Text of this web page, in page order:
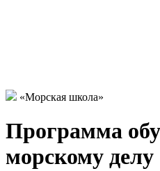
«Морская школа»
Программа
морскому делу